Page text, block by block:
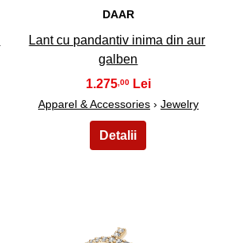
DAAR
Lant cu pandantiv inima din aur
galben
1.275,00
Apparel & Accessories› Jewelry